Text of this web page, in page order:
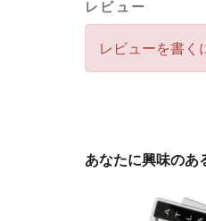
レビュー
レビューを書く
あなたに興味のあ